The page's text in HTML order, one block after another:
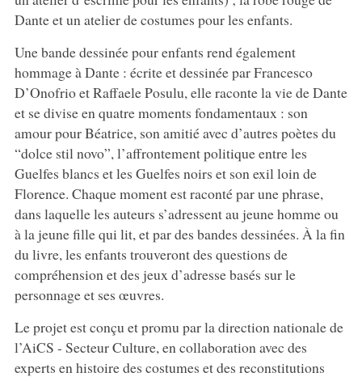
Dante et un atelier de costumes pour les enfants.
Une bande dessinée pour enfants rend également
hommage à Dante : écrite et dessinée par Francesco
D’Onofrio et Raffaele Posulu, elle raconte la vie de Dante
et se divise en quatre moments fondamentaux : son
amour pour Béatrice, son amitié avec d’autres poètes du
“dolce stil novo”, l’affrontement politique entre les
Guelfes blancs et les Guelfes noirs et son exil loin de
Florence. Chaque moment est raconté par une phrase,
dans laquelle les auteurs s’adressent au jeune homme ou
à la jeune fille qui lit, et par des bandes dessinées. À la fin
du livre, les enfants trouveront des questions de
compréhension et des jeux d’adresse basés sur le
personnage et ses œuvres.
Le projet est conçu et promu par la direction nationale de
l’AiCS - Secteur Culture, en collaboration avec des
experts en histoire des costumes et des reconstitutions